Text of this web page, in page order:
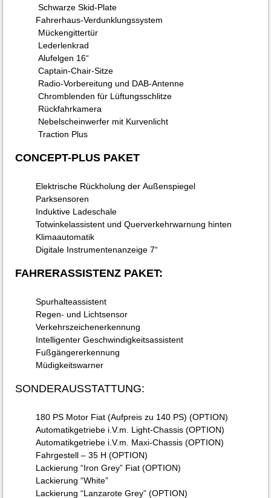
Schwarze Skid-Plate
Fahrerhaus-Verdunklungssystem
Mückengittertür
Lederlenkrad
Alufelgen 16“
Captain-Chair-Sitze
Radio-Vorbereitung und DAB-Antenne
Chromblenden für Lüftungsschlitze
Rückfahrkamera
Nebelscheinwerfer mit Kurvenlicht
Traction Plus
CONCEPT-PLUS PAKET
Elektrische Rückholung der Außenspiegel
Parksensoren
Induktive Ladeschale
Totwinkelassistent und Querverkehrwarnung hinten
Klimaautomatik
Digitale Instrumentenanzeige 7“
FAHRERASSISTENZ PAKET:
Spurhalteassistent
Regen- und Lichtsensor
Verkehrszeichenerkennung
Intelligenter Geschwindigkeitsassistent
Fußgängererkennung
Müdigkeitswarner
SONDERAUSSTATTUNG:
180 PS Motor Fiat (Aufpreis zu 140 PS) (OPTION)
Automatikgetriebe i.V.m. Light-Chassis (OPTION)
Automatikgetriebe i.V.m. Maxi-Chassis (OPTION)
Fahrgestell – 35 H (OPTION)
Lackierung “Iron Grey” Fiat (OPTION)
Lackierung “White”
Lackierung “Lanzarote Grey” (OPTION)